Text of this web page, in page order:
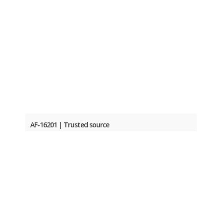
AF-16201 | Trusted source